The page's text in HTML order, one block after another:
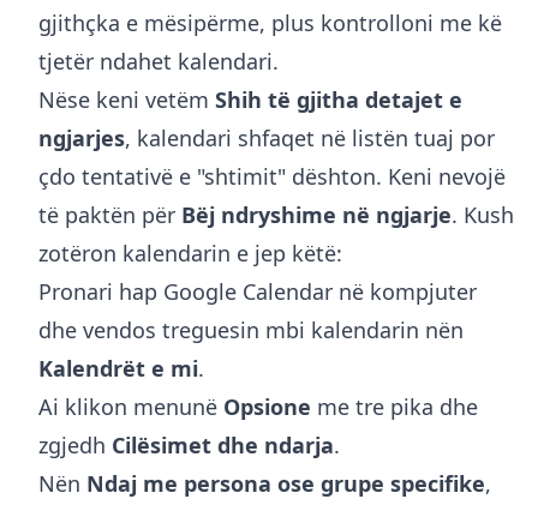
gjithçka e mësipërme, plus kontrolloni me kë
tjetër ndahet kalendari.
Nëse keni vetëm Shih të gjitha detajet e
ngjarjes, kalendari shfaqet në listën tuaj por
çdo tentativë e "shtimit" dështon. Keni nevojë
të paktën për Bëj ndryshime në ngjarje. Kush
zotëron kalendarin e jep këtë:
Pronari hap Google Calendar në kompjuter
dhe vendos treguesin mbi kalendarin nën
Kalendrët e mi.
Ai klikon menunë Opsione me tre pika dhe
zgjedh Cilësimet dhe ndarja.
Nën Ndaj me persona ose grupe specifike,